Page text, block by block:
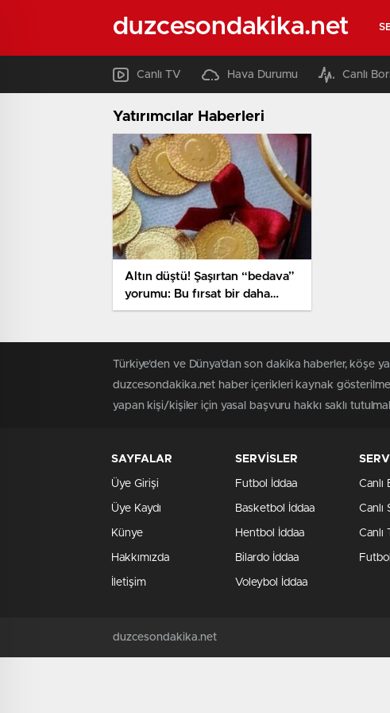
duzcesondakika.net
Canlı TV Hava Durumu Canlı
Yatırımcılar Haberleri
Altın düştü! Şaşırtan “bedava”
yorumu: Bu fırsat bir daha
gelmez!
Türkiye'den ve Dünya’dan son dakika haberler, köşe
duzcesondakika.net haber içerikleri kaynak
yapan kişi/kişiler için yasal başvuru hakkı saklı
SAYFALAR
Üye Girişi
Üye Kaydı
Künye
Hakkımızda
İletişim
SERVİSLER
Futbol İddaa
Basketbol İddaa
Hentbol İddaa
Bilardo İddaa
Voleybol İddaa
Canlı
Canlı
Canlı
duzcesondakika.net